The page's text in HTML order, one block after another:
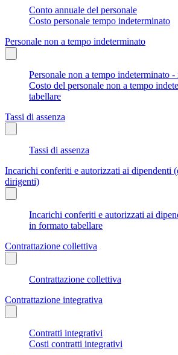
Conto annuale del personale
Costo personale tempo indeterminato
Personale non a tempo indeterminato
Personale non a tempo indeterminato
Costo del personale non a tempo
tabellare
Tassi di assenza
Tassi di assenza
Incarichi conferiti e autorizzati ai dipendenti
dirigenti)
Incarichi conferiti e autorizzati ai
in formato tabellare
Contrattazione collettiva
Contrattazione collettiva
Contrattazione integrativa
Contratti integrativi
Costi contratti integrativi